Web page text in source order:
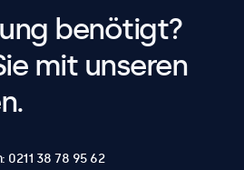
benötigt?
mit unseren
0211 38 78 95 62